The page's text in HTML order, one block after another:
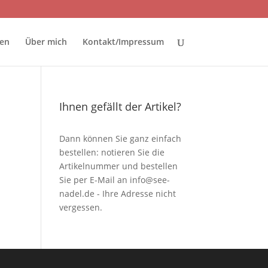
Über mich Kontakt/Impressum
Ihnen gefällt der Artikel?
Dann können Sie ganz einfach
bestellen: notieren Sie die
Artikelnummer und bestellen
Sie per E-Mail an info@see-
nadel.de - Ihre Adresse nicht
vergessen.